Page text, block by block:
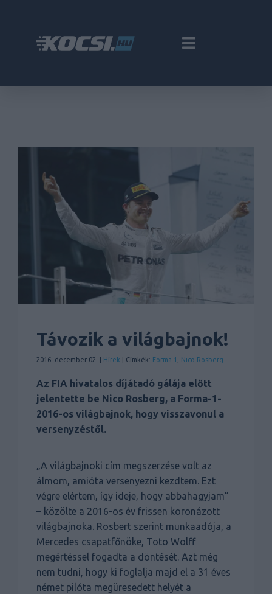
Távozik a világbajnok!
2016. december 02. | Hírek | Címkék: Forma-1 Nico Rosberg
Az FIA hivatalos díjátadó gálája előtt
jelentette be Nico Rosberg, a Forma-1-
2016-os világbajnok, hogy visszavonul a
versenyzéstől.
„A világbajnoki cím megszerzése volt az
álmom, amióta versenyezni kezdtem. Ezt
végre elértem, így ideje, hogy abbahagyjam”
– közölte a 2016-os év frissen koronázott
világbajnoka. Rosbert szerint munkaadója, a
Mercedes csapatfőnöke, Toto Wolff
megértéssel fogadta a döntését. Azt még
nem tudni, hogy ki foglalja majd el a 31 éves
német pilóta megüresedett helyét a